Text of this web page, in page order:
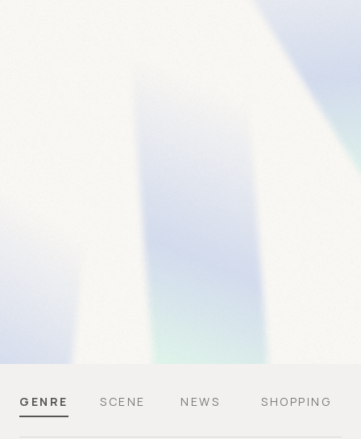
GENRE SCENE NEWS SHOPPING